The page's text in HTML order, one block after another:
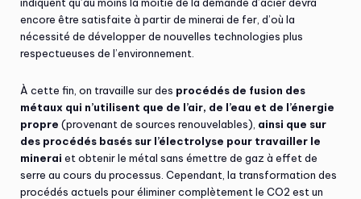
encore être satisfaite à partir de minerai de fer, d’où la
nécessité de développer de nouvelles technologies plus
respectueuses de l’environnement.
À cette fin, on travaille sur des procédés de fusion des
métaux qui n’utilisent que de l’air, de l’eau et de l’énergie
propre (provenant de sources renouvelables), ainsi que sur
des procédés basés sur l’électrolyse pour travailler le
minerai et obtenir le métal sans émettre de gaz à effet de
serre au cours du processus. Cependant, la transformation des
procédés actuels pour éliminer complètement le CO2 est un